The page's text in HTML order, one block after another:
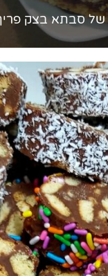
של סבתא בצק